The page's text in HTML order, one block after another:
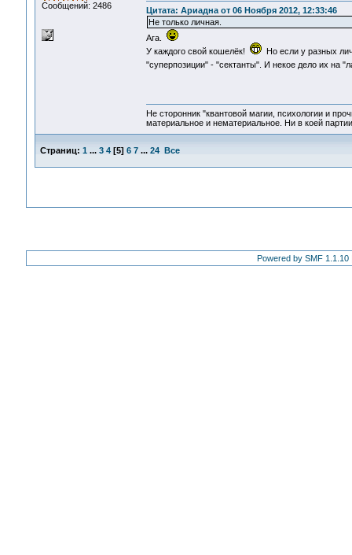
Сообщений: 2486
Цитата: Ариадна от 06 Ноября 2012, 12:33:46
Не только личная.
Ага.
У каждого свой кошелёк!
Но если у разных
"суперпозиции" - "сектанты". И некое дело их на
Не сторонник "квантовой магии, психологии и
материальное и нематериальное. Ни в коей
Страниц: 1 ... 3 4[5] 6 7 ... 24 Все
Powered by SMF 1.1.10